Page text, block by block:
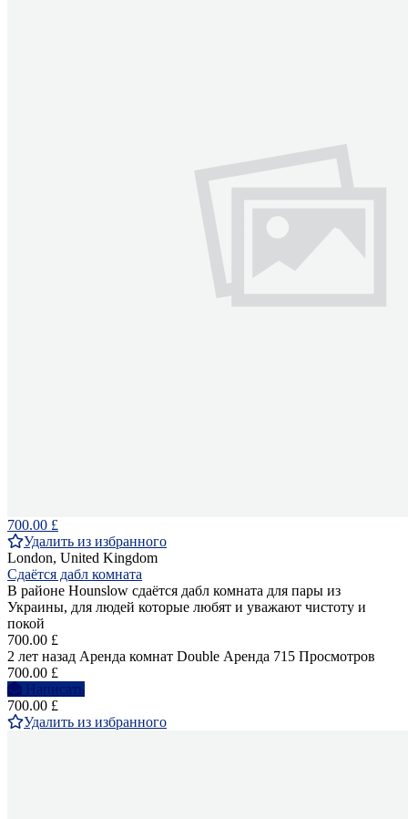
700.00 £
Удалить из избранного
London, United Kingdom
Сдаётся дабл комната
В районе Hounslow сдаётся дабл комната для пары из
Украины, для людей которые любят и уважают чистоту и
покой
700.00 £
2 лет назад Аренда комнат Double Аренда 715 Просмотров
700.00 £
Написать
700.00 £
Удалить из избранного